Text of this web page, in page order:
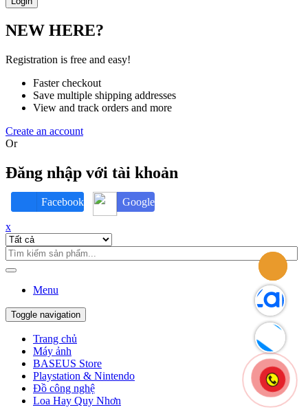
NEW HERE?
Registration is free and easy!
Faster checkout
Save multiple shipping addresses
View and track orders and more
Create an account
Or
Đăng nhập với tài khoản
Facebook Google
x
Menu
Toggle navigation
Trang chủ
Máy ảnh
BASEUS Store
Playstation & Nintendo
Đồ công nghệ
Loa Hay Quy Nhơn